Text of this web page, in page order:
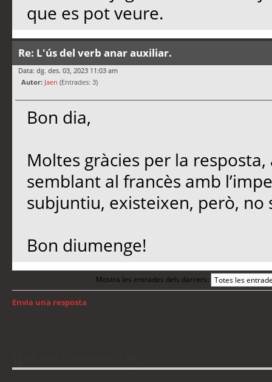
que es pot veure.
Re: L'ús del verb anar auxiliar.
Data: dg. des. 03, 2023 11:03 am
Autor: Jaen (Entrades: 3)
Bon dia,
Moltes gràcies per la
semblant al francès amb
subjuntiu, existeixen, però, no
Bon diumenge!
Mostra les entrades dels darrers:
Envia una resposta